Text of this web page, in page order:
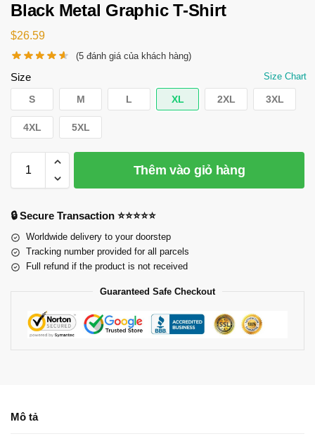
Black Metal Graphic T-Shirt
$26.59
(5 đánh giá của khách hàng)
Size Size Chart
S M L XL 2XL 3XL
4XL 5XL
Thêm vào giỏ hàng
🔒 Secure Transaction ⭐⭐⭐⭐⭐
Worldwide delivery to your doorstep
Tracking number provided for all parcels
Full refund if the product is not received
Guaranteed Safe Checkout
Mô tả